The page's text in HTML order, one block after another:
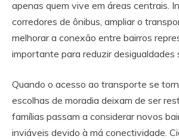
apenas quem vive em áreas centrais.
corredores de ônibus, ampliar o
melhorar a conexão entre bairros
importante para reduzir desigualdades
Quando o acesso ao transporte se
escolhas de moradia deixam de ser
famílias passam a considerar novos
inviáveis devido à má conectividade.